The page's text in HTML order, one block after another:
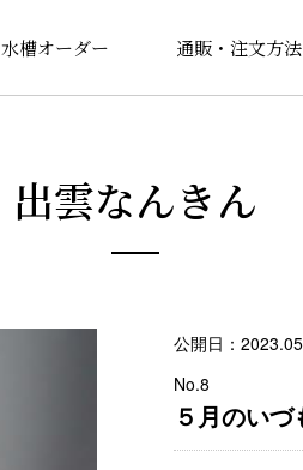
水槽オーダー 通販・注文方法
出雲なんきん
公開日：
No.8
５月のい